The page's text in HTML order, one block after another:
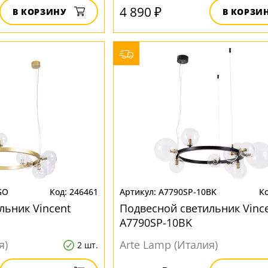
В КОРЗИНУ 4 890 ₽ В
246461
Vincent
2 шт.
A7790SP-10BK
Подвесной светильник
A7790SP-10BK
Arte Lamp (Италия)